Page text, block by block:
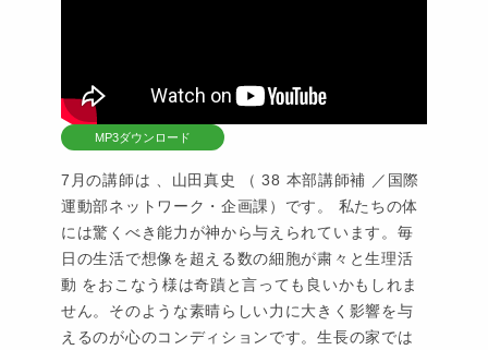
MP3ダウンロード
7月の講師は 、山田真史 （ 38 本部講師補 ／国際
運動部ネットワーク・企画課）です。 私たちの体
には驚くべき能力が神から与えられています。毎
日の生活で想像を超える数の細胞が粛々と生理活
動 をおこなう様は奇蹟と言っても良いかもしれま
せん。そのような素晴らしい力に大きく影響を与
えるのが心のコンディションです。生長の家では